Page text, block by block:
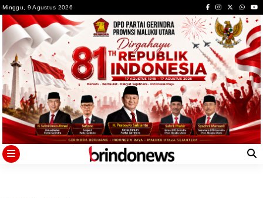
to
content
Minggu, 9 Agustus 2026